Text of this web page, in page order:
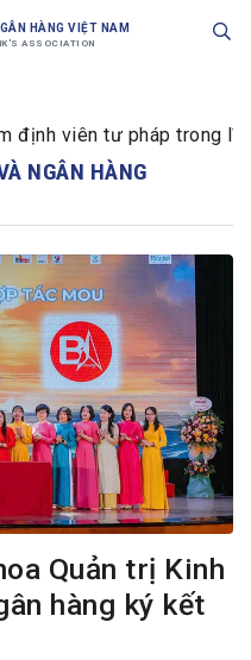
HÀNG VIỆT NAM
ASSOCIATION
định viên tư pháp trong
NGÂN HÀNG
Quản trị Kinh
hàng ký kết